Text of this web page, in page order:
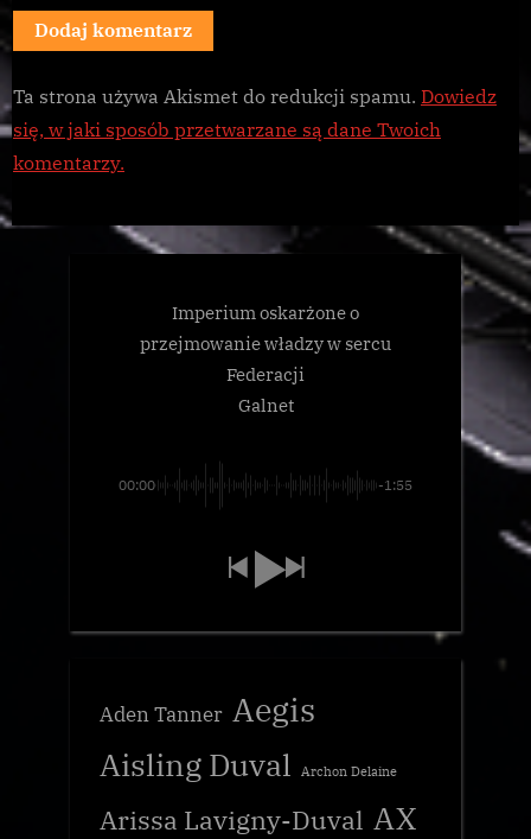
Ta strona używa Akismet do redukcji spamu. Dowiedz
się, w jaki sposób przetwarzane są dane Twoich
komentarzy.
Imperium oskarżone o
przejmowanie władzy w sercu
Federacji
Galnet
00:00 -1:55
Aden Tanner Aegis
Aisling Duval Archon Delaine
Arissa Lavigny-Duval AX